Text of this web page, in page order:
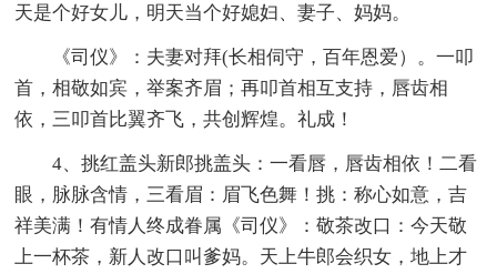
天是个好女儿，明天当个好媳妇、妻子、妈妈。
《司仪》：夫妻对拜(长相伺守，百年恩爱）。一叩
首，相敬如宾，举案齐眉；再叩首相互支持，唇齿相
依，三叩首比翼齐飞，共创辉煌。礼成！
4、挑红盖头新郎挑盖头：一看唇，唇齿相依！二看
眼，脉脉含情，三看眉：眉飞色舞！挑：称心如意，吉
祥美满！有情人终成眷属《司仪》：敬茶改口：今天敬
上一杯茶，新人改口叫爹妈。天上牛郎会织女，地上才